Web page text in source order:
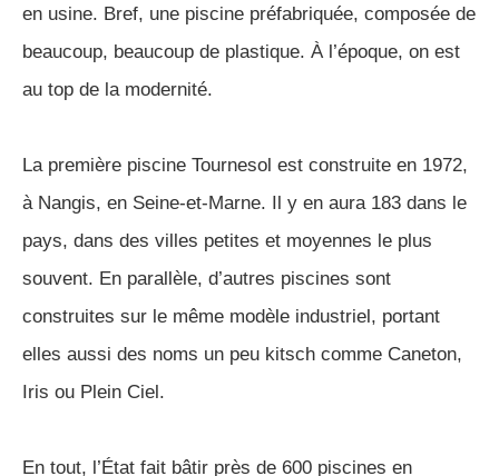
en usine. Bref, une piscine préfabriquée, composée de
beaucoup, beaucoup de plastique. À l’époque, on est
au top de la modernité.
La première piscine Tournesol est construite en 1972,
à Nangis, en Seine-et-Marne. Il y en aura 183 dans le
pays, dans des villes petites et moyennes le plus
souvent. En parallèle, d’autres piscines sont
construites sur le même modèle industriel, portant
elles aussi des noms un peu kitsch comme Caneton,
Iris ou Plein Ciel.
En tout, l’État fait bâtir près de 600 piscines en